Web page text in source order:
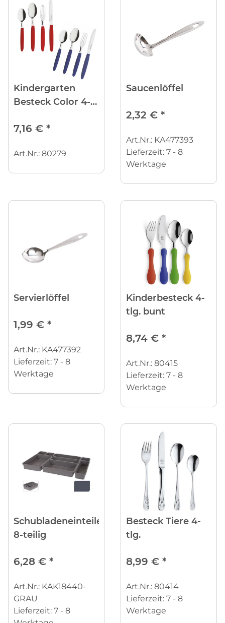
Kindergarten
Besteck Color 4-
Farben
7,16 € *
Art.Nr.: 80279
Saucenlöffel
2,32 € *
Art.Nr.: KA477393
Lieferzeit: 7 - 8
Werktage
Servierlöffel
1,99 € *
Art.Nr.: KA477392
Lieferzeit: 7 - 8
Werktage
Kinderbesteck 4-
tlg. bunt
8,74 € *
Art.Nr.: 80415
Lieferzeit: 7 - 8
Werktage
Schubladeneinteiler
8-teilig
6,28 € *
Art.Nr.: KAK18440-
GRAU
Lieferzeit: 7 - 8
Besteck Tiere 4-
tlg.
8,99 € *
Art.Nr.: 80414
Lieferzeit: 7 - 8
Werktage